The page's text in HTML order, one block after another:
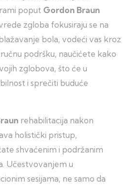
poput Gordon Braun
zgloba fokusiraju se na
bola, vodeći vas kroz
podršku, naučićete kako
zglobova, što će u
i sprečiti buduće
rehabilitacija nakon
holistički pristup,
shvaćenim i podržanim
Učestvovanjem u
sesijama, ne samo da